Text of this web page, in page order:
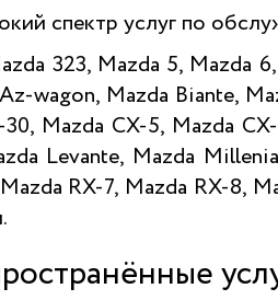
спектр услуг по
323, Mazda 5, Mazda
wagon, Mazda Biante,
Mazda CX-5, Mazda
Levante, Mazda
RX-7, Mazda RX-8,